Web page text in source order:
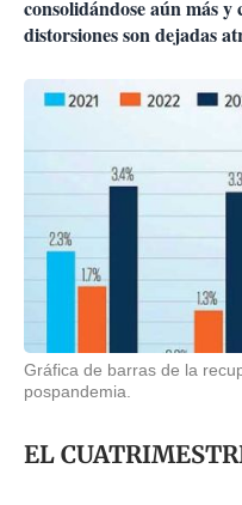
consolidándose aún más
distorsiones son dejadas
Gráfica de barras de la
pospandemia.
EL